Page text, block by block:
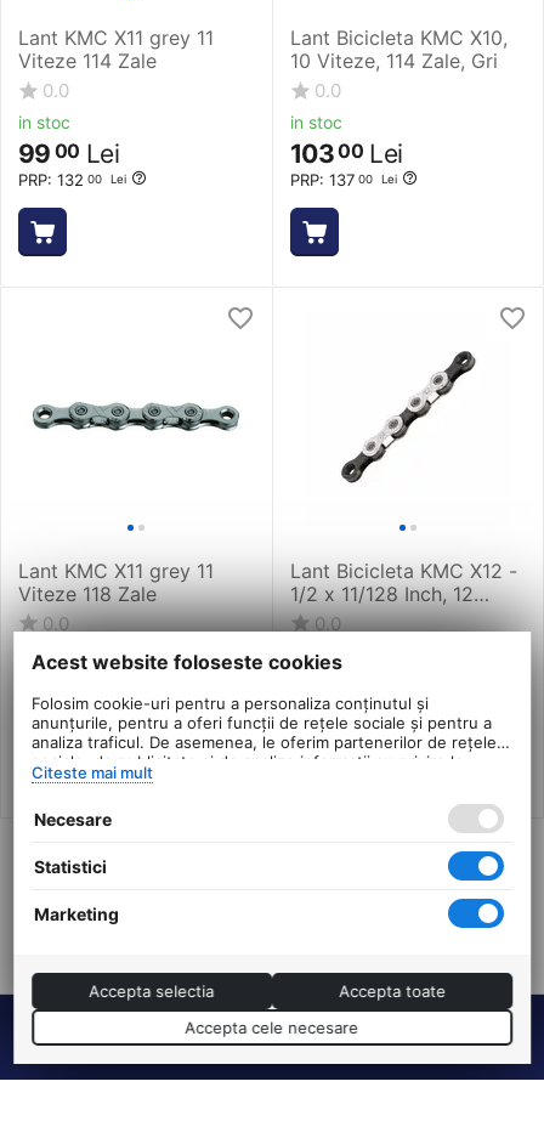
Lant KMC X11 grey 11
Viteze 114 Zale
0.0
in stoc
PRP: 132 00 Lei
99 00 Lei
Lant Bicicleta KMC X10,
10 Viteze, 114 Zale, Gri
0.0
in stoc
PRP: 137 00 Lei
10300 Lei
Lant KMC X11 grey 11
Viteze 118 Zale
0.0
in stoc
PRP:127 00 Lei
Lant Bicicleta KMC X12 -
1/2 x 11/128 Inch, 12
Viteze, Argintiu-Negru
0.0
in stoc
PRP:152 00 Lei
Termeni si conditii
Acest website foloseste cookies
Folosim cookie-uri pentru a personaliza conținutul și
anunțurile, pentru a oferi funcții de rețele sociale și pentru a
analiza traficul. De asemenea, le oferim partenerilor de rețele
sociale, de publicitate și de analize informații cu privire la
modul în care folosiți site-ul nostru. Aceștia le pot combina cu
serviciilor lor.
Citeste mai mult
Necesare
Statistici
Marketing
Accepta cele necesare
Accepta selectia Accepta toate